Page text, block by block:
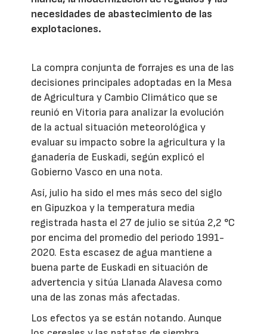
necesidades de abastecimiento de las
explotaciones.
La compra conjunta de forrajes es una de las
decisiones principales adoptadas en la Mesa
de Agricultura y Cambio Climático que se
reunió en Vitoria para analizar la evolución
de la actual situación meteorológica y
evaluar su impacto sobre la agricultura y la
ganadería de Euskadi, según explicó el
Gobierno Vasco en una nota.
Así, julio ha sido el mes más seco del siglo
en Gipuzkoa y la temperatura media
registrada hasta el 27 de julio se sitúa 2,2 °C
por encima del promedio del periodo 1991-
2020. Esta escasez de agua mantiene a
buena parte de Euskadi en situación de
advertencia y sitúa Llanada Alavesa como
una de las zonas más afectadas.
Los efectos ya se están notando. Aunque